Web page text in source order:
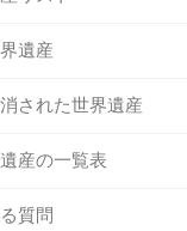
遺産
された世界遺産
産の一覧表
質問